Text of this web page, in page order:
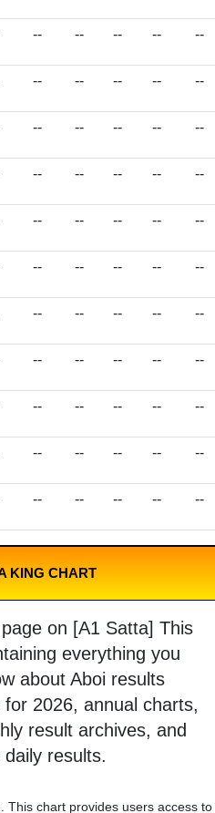
-- -- -- -- --
-- -- -- -- --
-- -- -- -- --
-- -- -- -- --
-- -- -- -- --
-- -- -- -- --
-- -- -- -- --
-- -- -- -- --
-- -- -- -- --
-- -- -- -- --
-- -- -- -- --
KING CHART
on [A1 Satta] This
everything you
about Aboi results
2026, annual charts,
result archives, and
results.
This chart provides users access to